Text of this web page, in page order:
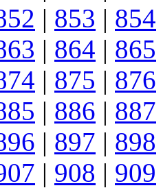
| 853 | 854
| 864 | 865
| 875 | 876
| 886 | 887
| 897 | 898
| 908 | 909